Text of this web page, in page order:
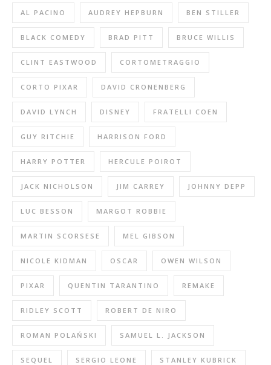
AL PACINO AUDREY HEPBURN BEN STILLER
BLACK COMEDY BRAD PITT BRUCE WILLIS
CLINT EASTWOOD CORTOMETRAGGIO
CORTO PIXAR DAVID CRONENBERG
DAVID LYNCH DISNEY FRATELLI COEN
GUY RITCHIE HARRISON FORD
HARRY POTTER HERCULE POIROT
JACK NICHOLSON JIM CARREY JOHNNY DEPP
LUC BESSON MARGOT ROBBIE
MARTIN SCORSESE MEL GIBSON
NICOLE KIDMAN OSCAR OWEN WILSON
PIXAR QUENTIN TARANTINO REMAKE
RIDLEY SCOTT ROBERT DE NIRO
ROMAN POLAŃSKI SAMUEL L. JACKSON
SEQUEL SERGIO LEONE STANLEY KUBRICK